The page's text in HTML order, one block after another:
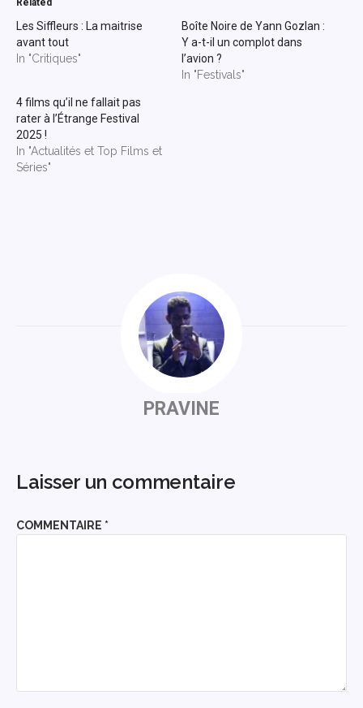
Related
Les Siffleurs : La maitrise
avant tout
In "Critiques"
Boîte Noire de Yann Gozlan :
Y a-t-il un complot dans
l’avion ?
In "Festivals"
4 films qu’il ne fallait pas
rater à l’Étrange Festival
2025 !
In "Actualités et Top Films et
Séries"
PRAVINE
Laisser un commentaire
COMMENTAIRE *